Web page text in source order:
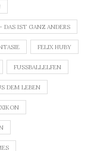
DAS IST GANZ ANDERS
FELIX HUBY
FUSSBALLELFEN
DEM LEBEN